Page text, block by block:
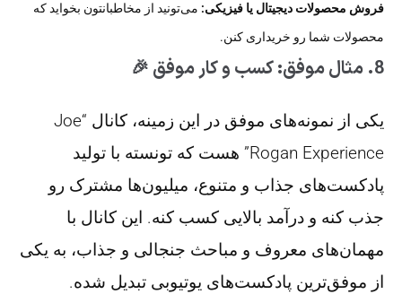
فروش محصولات دیجیتال یا فیزیکی: می‌تونید از مخاطبانتون بخواید که
محصولات شما رو خریداری کنن.
8. مثال موفق: کسب و کار موفق 🎉
یکی از نمونه‌های موفق در این زمینه، کانال “Joe
Rogan Experience” هست که تونسته با تولید
پادکست‌های جذاب و متنوع، میلیون‌ها مشترک رو
جذب کنه و درآمد بالایی کسب کنه. این کانال با
مهمان‌های معروف و مباحث جنجالی و جذاب، به یکی
از موفق‌ترین پادکست‌های یوتیوبی تبدیل شده.